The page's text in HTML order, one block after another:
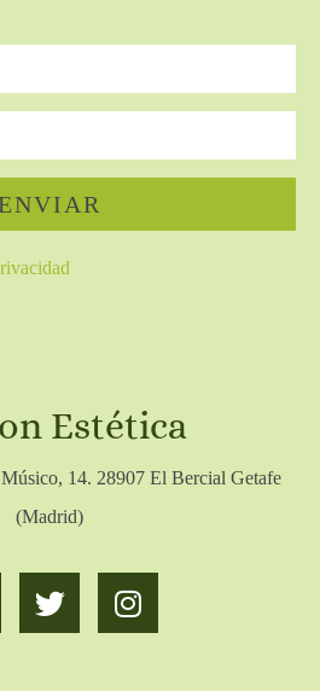
Estética
14. 28907 El Bercial Getafe
(Madrid)